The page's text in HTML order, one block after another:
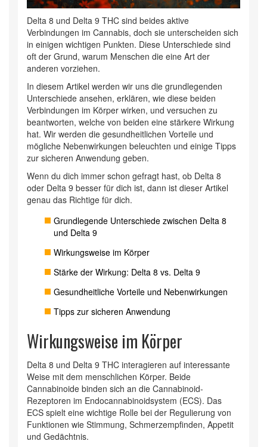
Delta 8 und Delta 9 THC sind beides aktive
Verbindungen im Cannabis, doch sie unterscheiden sich
in einigen wichtigen Punkten. Diese Unterschiede sind
oft der Grund, warum Menschen die eine Art der
anderen vorziehen.
In diesem Artikel werden wir uns die grundlegenden
Unterschiede ansehen, erklären, wie diese beiden
Verbindungen im Körper wirken, und versuchen zu
beantworten, welche von beiden eine stärkere Wirkung
hat. Wir werden die gesundheitlichen Vorteile und
mögliche Nebenwirkungen beleuchten und einige Tipps
zur sicheren Anwendung geben.
Wenn du dich immer schon gefragt hast, ob Delta 8
oder Delta 9 besser für dich ist, dann ist dieser Artikel
genau das Richtige für dich.
Grundlegende Unterschiede zwischen Delta 8
und Delta 9
Wirkungsweise im Körper
Stärke der Wirkung: Delta 8 vs. Delta 9
Gesundheitliche Vorteile und Nebenwirkungen
Tipps zur sicheren Anwendung
Wirkungsweise im Körper
Delta 8 und Delta 9 THC interagieren auf interessante
Weise mit dem menschlichen Körper. Beide
Cannabinoide binden sich an die Cannabinoid-
Rezeptoren im Endocannabinoidsystem (ECS). Das
ECS spielt eine wichtige Rolle bei der Regulierung von
Funktionen wie Stimmung, Schmerzempfinden, Appetit
und Gedächtnis.